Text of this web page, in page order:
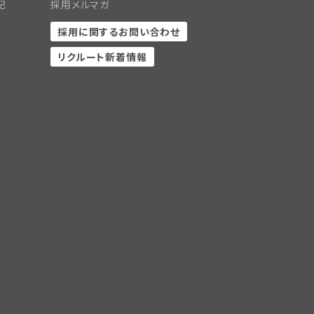
採用メルマガ
採用に関するお問い合わせ
リクルート新着情報